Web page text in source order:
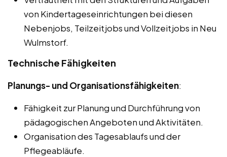
von Kindertageseinrichtungen bei diesen
Nebenjobs, Teilzeitjobs und Vollzeitjobs in Neu
Wulmstorf.
Technische Fähigkeiten
Planungs- und Organisationsfähigkeiten:
Fähigkeit zur Planung und Durchführung von
pädagogischen Angeboten und Aktivitäten.
Organisation des Tagesablaufs und der
Pflegeabläufe.